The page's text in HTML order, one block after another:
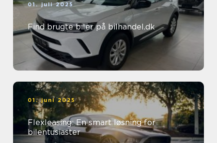
01. juli 2025
Find brugte biler på bilhandel.dk
01. juni 2025
Flexleasing: En smart løsning for
bilentusiaster